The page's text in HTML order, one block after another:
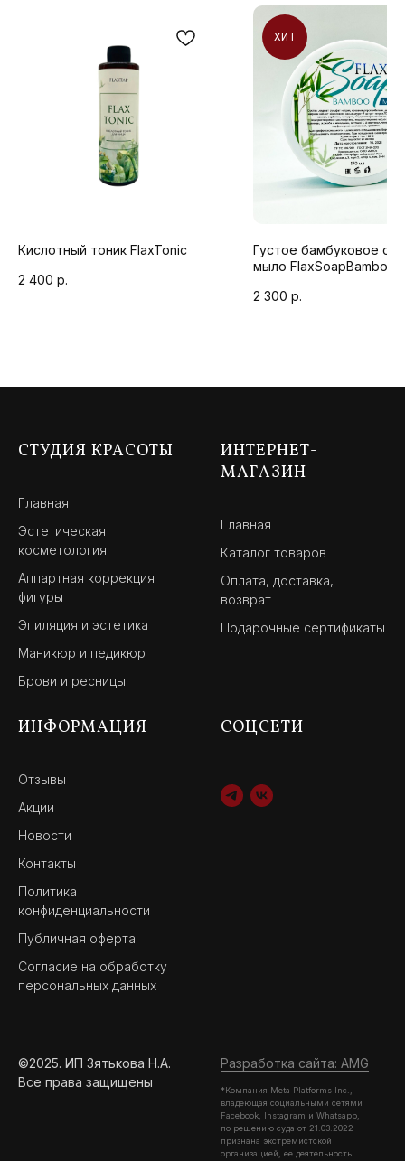
Кислотный тоник FlaxTonic
2 400 р.
ХИТ
Густое бамбуковое
мыло FlaxSoapBamboo
2 300 р.
СТУДИЯ КРАСОТЫ
Главная
Эстетическая
косметология
Аппартная коррекция
фигуры
Эпиляция и эстетика
Маникюр и педикюр
Брови и ресницы
ИНТЕРНЕТ-
МАГАЗИН
Главная
Каталог товаров
Оплата, доставка,
возврат
Подарочные сертификаты
ИНФОРМАЦИЯ
Отзывы
Акции
Новости
Контакты
Политика
конфиденциальности
Публичная оферта
Согласие на обработку
персональных данных
СОЦСЕТИ
©2025. ИП Зятькова Н.А.
Все права защищены
Разработка сайта: AMG
*Компания Meta Platforms Inc.,
владеющая социальными сетями
Facebook, Instagram и Whatsapp,
по решению суда от 21.03.2022
признана экстремистской
организацией, ее деятельность